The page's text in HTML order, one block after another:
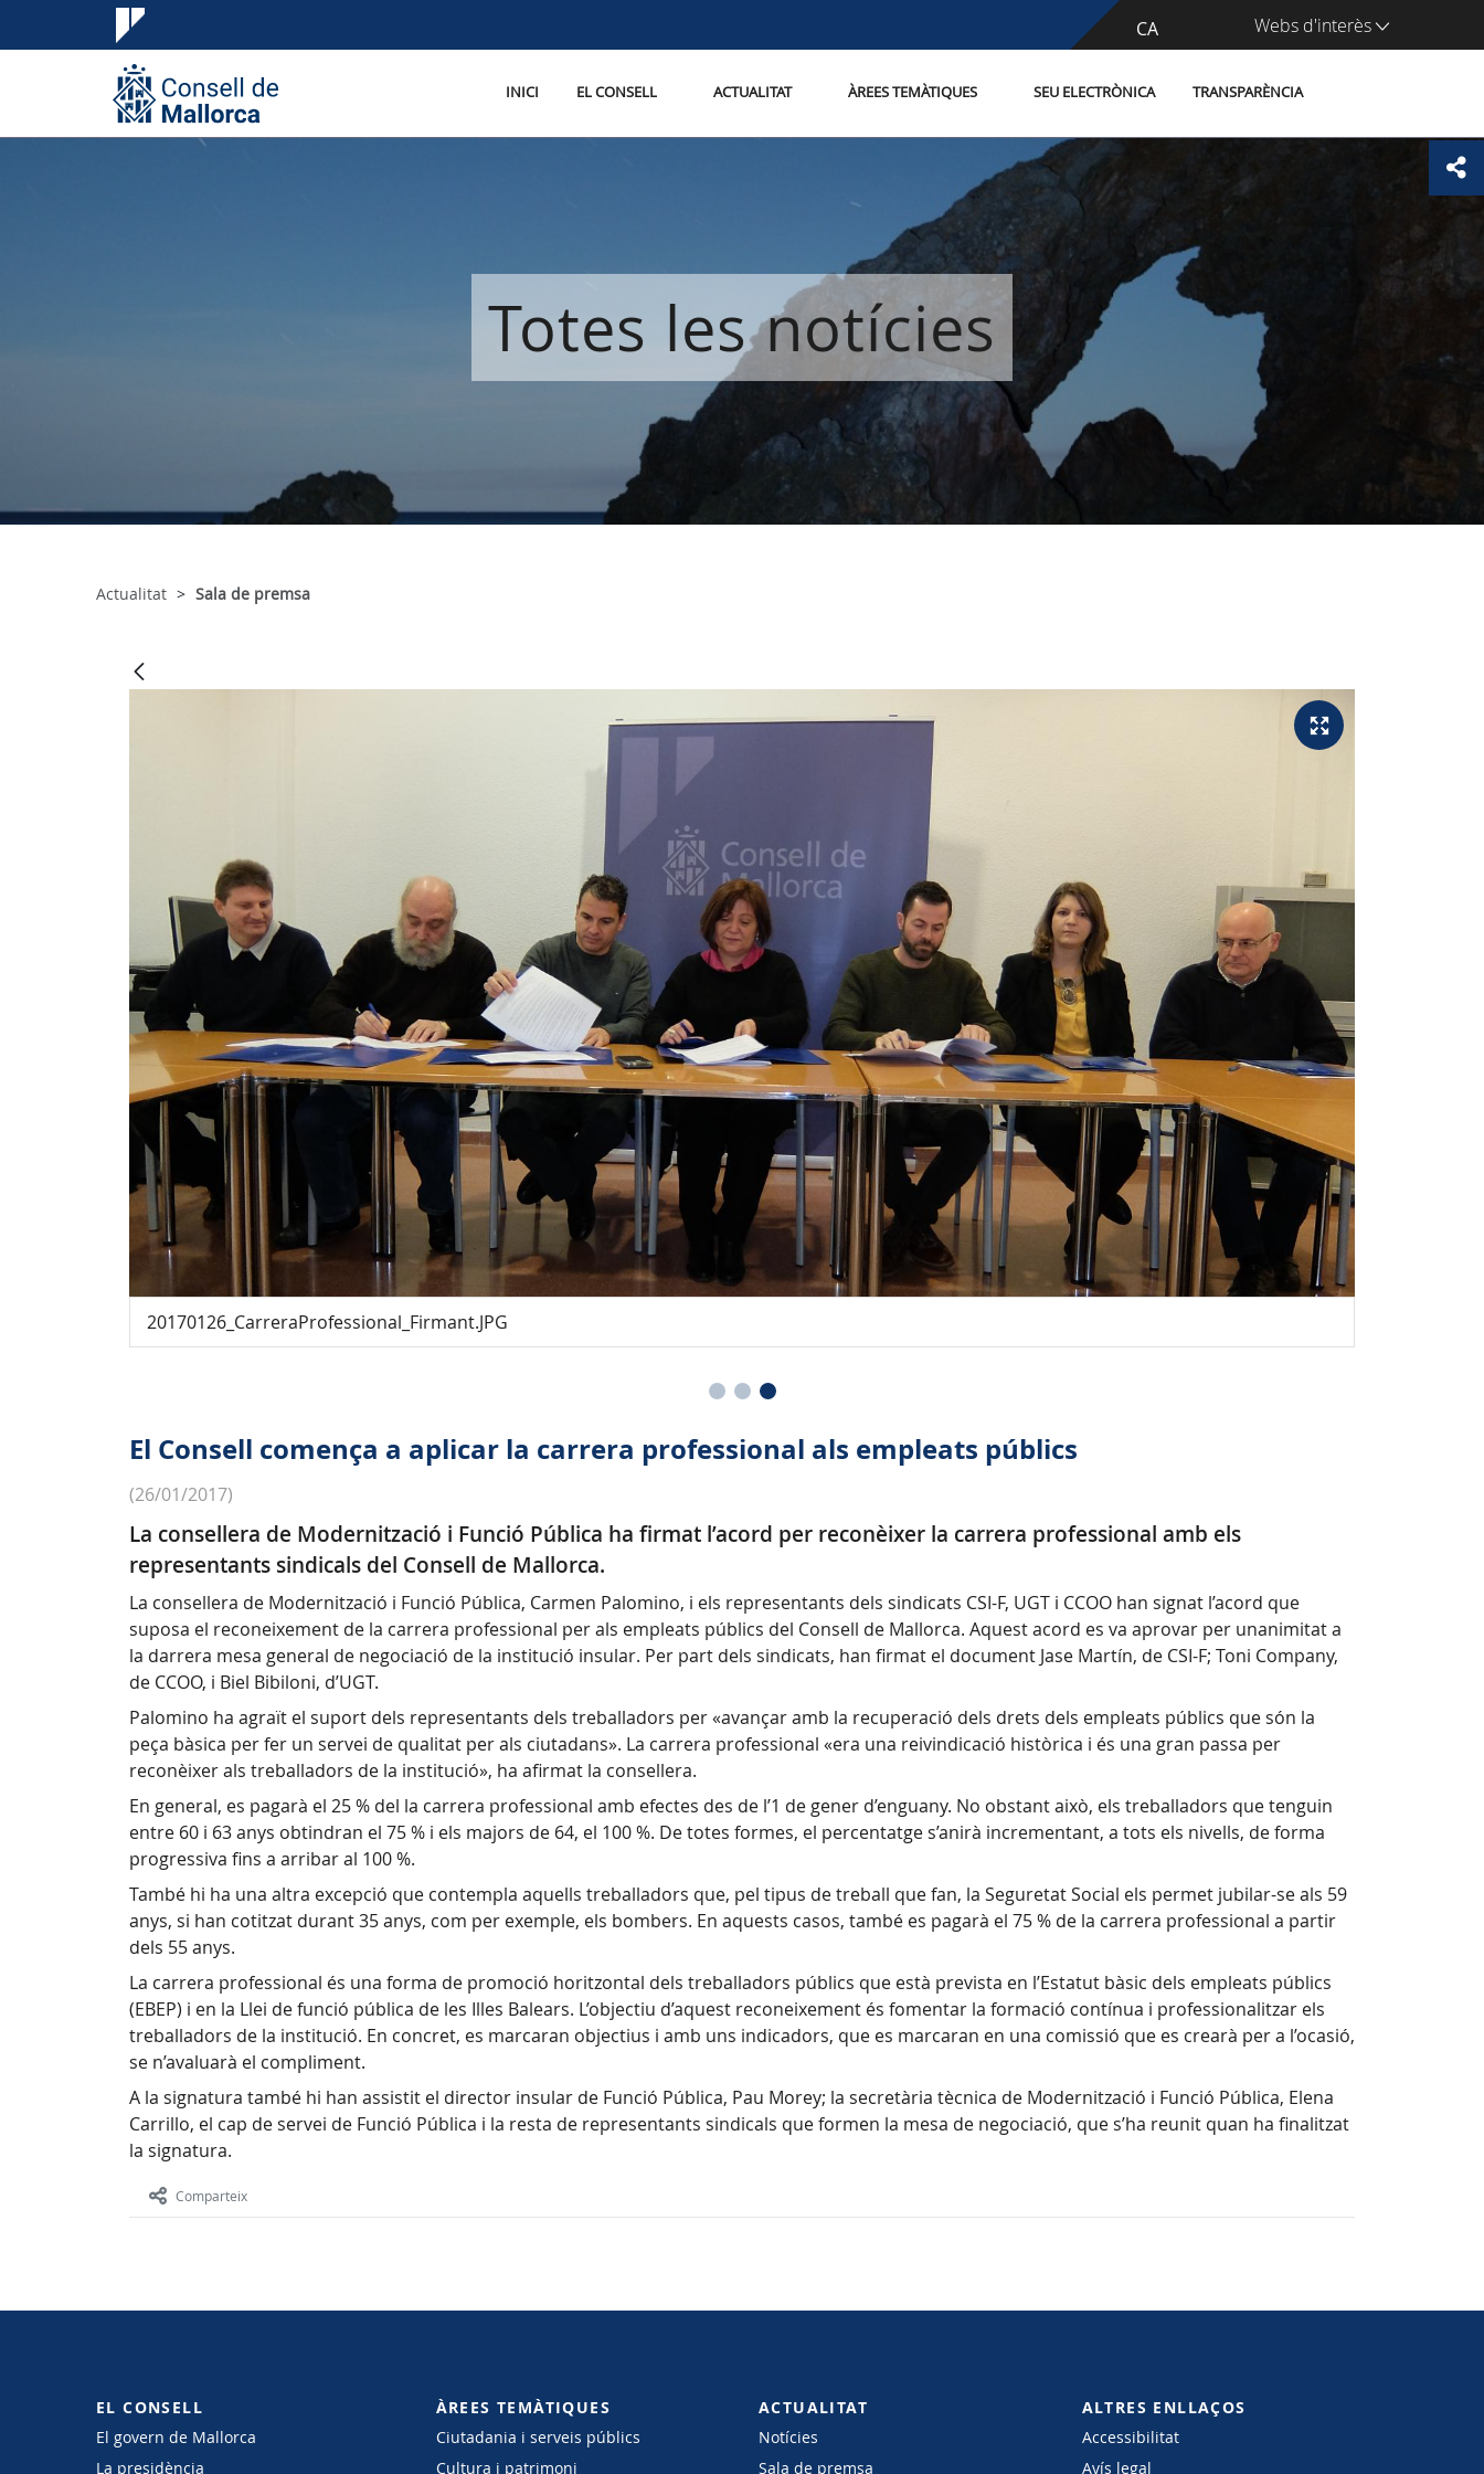
CA
ES Webs d'interès
INICI EL CONSELL ACTUALITAT ÀREES TEMÀTIQUES SEU ELECTRÒNICA TRANSPARÈNCIA
Totes les notícies
Actualitat Sala de premsa
20170126_CarreraProfessional_Firmant.JPG
El Consell comença a aplicar la carrera professional als empleats públics
(26/01/2017)
La consellera de Modernització i Funció Pública ha firmat l’acord per reconèixer la carrera professional amb els
representants sindicals del Consell de Mallorca.
La consellera de Modernització i Funció Pública, Carmen Palomino, i els representants dels sindicats CSI-F, UGT i CCOO han signat l’acord que
suposa el reconeixement de la carrera professional per als empleats públics del Consell de Mallorca. Aquest acord es va aprovar per unanimitat a
la darrera mesa general de negociació de la institució insular. Per part dels sindicats, han firmat el document Jase Martín, de CSI-F; Toni Company,
de CCOO, i Biel Bibiloni, d’UGT.
Palomino ha agraït el suport dels representants dels treballadors per «avançar amb la recuperació dels drets dels empleats públics que són la
peça bàsica per fer un servei de qualitat per als ciutadans». La carrera professional «era una reivindicació històrica i és una gran passa per
reconèixer als treballadors de la institució», ha afirmat la consellera.
En general, es pagarà el 25 % del la carrera professional amb efectes des de l’1 de gener d’enguany. No obstant això, els treballadors que tenguin
entre 60 i 63 anys obtindran el 75 % i els majors de 64, el 100 %. De totes formes, el percentatge s’anirà incrementant, a tots els nivells, de forma
progressiva fins a arribar al 100 %.
També hi ha una altra excepció que contempla aquells treballadors que, pel tipus de treball que fan, la Seguretat Social els permet jubilar-se als 59
anys, si han cotitzat durant 35 anys, com per exemple, els bombers. En aquests casos, també es pagarà el 75 % de la carrera professional a partir
dels 55 anys.
La carrera professional és una forma de promoció horitzontal dels treballadors públics que està prevista en l’Estatut bàsic dels empleats públics
(EBEP) i en la Llei de funció pública de les Illes Balears. L’objectiu d’aquest reconeixement és fomentar la formació contínua i professionalitzar els
treballadors de la institució. En concret, es marcaran objectius i amb uns indicadors, que es marcaran en una comissió que es crearà per a l’ocasió,
se n’avaluarà el compliment.
A la signatura també hi han assistit el director insular de Funció Pública, Pau Morey; la secretària tècnica de Modernització i Funció Pública, Elena
Carrillo, el cap de servei de Funció Pública i la resta de representants sindicals que formen la mesa de negociació, que s’ha reunit quan ha finalitzat
la signatura.
Comparteix
EL CONSELL
El govern de Mallorca
La presidència
ÀREES TEMÀTIQUES
Ciutadania i serveis públics
Cultura i patrimoni
ACTUALITAT
Notícies
Sala de premsa
ALTRES ENLLAÇOS
Accessibilitat
Avís legal